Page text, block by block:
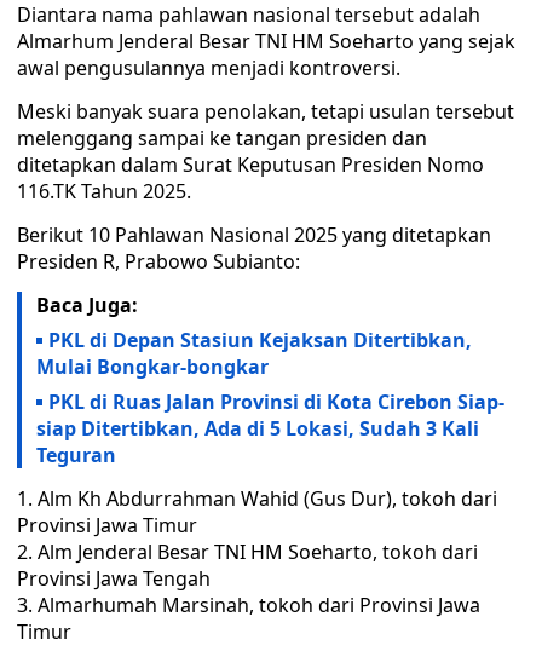
Diantara nama pahlawan nasional tersebut adalah
Almarhum Jenderal Besar TNI HM Soeharto yang sejak
awal pengusulannya menjadi kontroversi.
Meski banyak suara penolakan, tetapi usulan tersebut
melenggang sampai ke tangan presiden dan
ditetapkan dalam Surat Keputusan Presiden Nomo
116.TK Tahun 2025.
Berikut 10 Pahlawan Nasional 2025 yang ditetapkan
Presiden R, Prabowo Subianto:
Baca Juga:
PKL di Depan Stasiun Kejaksan Ditertibkan,
Mulai Bongkar-bongkar
PKL di Ruas Jalan Provinsi di Kota Cirebon Siap-
siap Ditertibkan, Ada di 5 Lokasi, Sudah 3 Kali
Teguran
Alm Kh Abdurrahman Wahid (Gus Dur), tokoh dari
Provinsi Jawa Timur
Alm Jenderal Besar TNI HM Soeharto, tokoh dari
Provinsi Jawa Tengah
Almarhumah Marsinah, tokoh dari Provinsi Jawa
Timur